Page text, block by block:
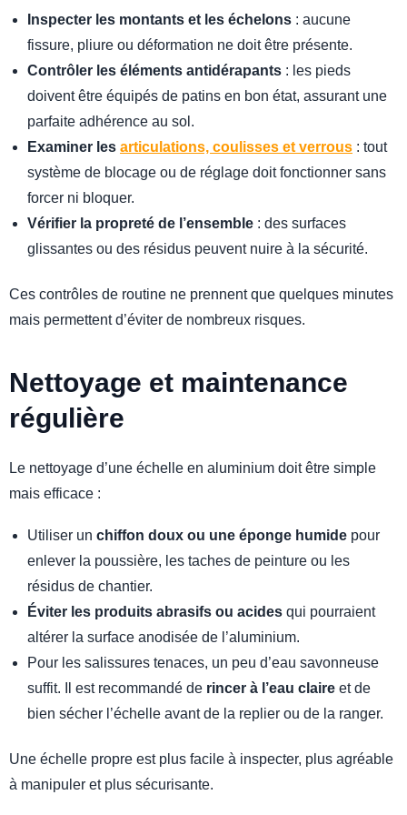
Inspecter les montants et les échelons : aucune
fissure, pliure ou déformation ne doit être présente.
Contrôler les éléments antidérapants : les pieds
doivent être équipés de patins en bon état, assurant une
parfaite adhérence au sol.
Examiner les articulations, coulisses et verrous : tout
système de blocage ou de réglage doit fonctionner sans
forcer ni bloquer.
Vérifier la propreté de l’ensemble : des surfaces
glissantes ou des résidus peuvent nuire à la sécurité.
Ces contrôles de routine ne prennent que quelques minutes
mais permettent d’éviter de nombreux risques.
Nettoyage et maintenance
régulière
Le nettoyage d’une échelle en aluminium doit être simple
mais efficace :
Utiliser un chiffon doux ou une éponge humide pour
enlever la poussière, les taches de peinture ou les
résidus de chantier.
Éviter les produits abrasifs ou acides qui pourraient
altérer la surface anodisée de l’aluminium.
Pour les salissures tenaces, un peu d’eau savonneuse
suffit. Il est recommandé de rincer à l’eau claire et de
bien sécher l’échelle avant de la replier ou de la ranger.
Une échelle propre est plus facile à inspecter, plus agréable
à manipuler et plus sécurisante.